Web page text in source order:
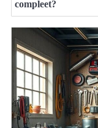
compleet?